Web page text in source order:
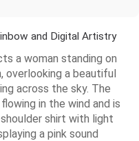
and Digital Artistry
a woman standing on
overlooking a beautiful
across the sky. The
in the wind and is
shirt with light
a pink sound